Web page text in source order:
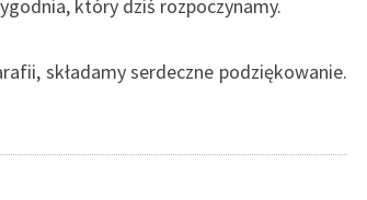
który dziś rozpoczynamy.
składamy serdeczne podziękowanie.